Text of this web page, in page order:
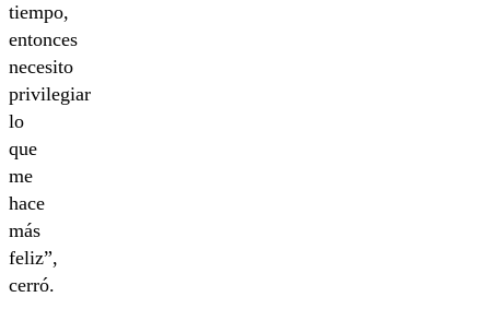
tiempo,
entonces
necesito
privilegiar
lo
que
me
hace
más
feliz”,
cerró.